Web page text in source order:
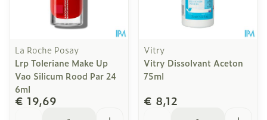
La Roche Posay
Lrp Toleriane Make Up
Vao Silicum Rood Par 24
6ml
€ 19,69
Vitry
Vitry Dissolvant Aceton
75ml
€ 8,12